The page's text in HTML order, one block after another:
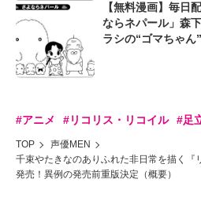
【無料漫画】毎日
ならネパール」森
ラシの“ゴマちゃん
#アニメ #リコリス・リコイル #足
TOP
声優MEN
千束やたきなのありふれた非日常を描く『
発売！異例の発売前重版決定（概要）